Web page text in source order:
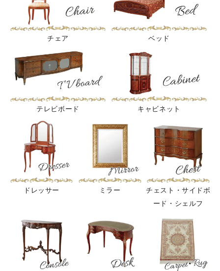
チェア ベッド
テレビボード キャビネット
ドレッサー ミラー
チェスト・サイドボ
ード・シェルフ